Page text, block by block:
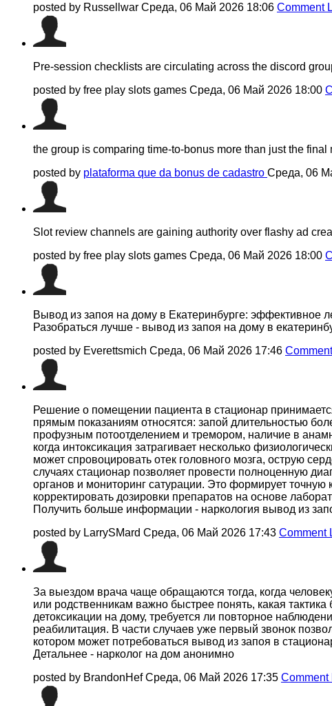
posted by Russellwar Среда, 06 Май 2026 18:06 Comment
Pre-session checklists are circulating across the discord
posted by free play slots games Среда, 06 Май 2026 18:00
the group is comparing time-to-bonus more than just the final
posted by plataforma que da bonus de cadastro Среда, 06
Slot review channels are gaining authority over flashy ad
posted by free play slots games Среда, 06 Май 2026 18:00
Вывод из запоя на дому в Екатеринбурге: эффективное
Разобраться лучше - вывод из запоя на дому в
posted by Everettsmich Среда, 06 Май 2026 17:46
Решение о помещении пациента в стационар
прямым показаниям относятся: запой длительностью
профузным потоотделением и тремором, наличие в
когда интоксикация затрагивает несколько
может спровоцировать отек головного мозга, острую
случаях стационар позволяет провести полноценную
органов и мониторинг сатурации. Это формирует
корректировать дозировки препаратов на основе
Получить больше информации - наркология вывод из
posted by LarrySMard Среда, 06 Май 2026 17:43 Comment
За выездом врача чаще обращаются тогда, когда
или родственникам важно быстрее понять, какая
детоксикации на дому, требуется ли повторное
реабилитация. В части случаев уже первый звонок
котором может потребоваться вывод из запоя в
Детальнее - нарколог на дом анонимно
posted by BrandonHefСреда, 06 Май 2026 17:35 Comment